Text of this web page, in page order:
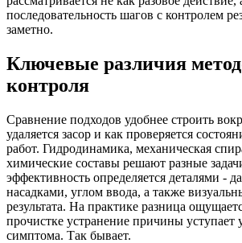
последовательность шагов с контролем
заметно.
Ключевые различия
контроля
Сравнение подходов удобнее строить
удаляется засор и как проверяется
работ. Гидродинамика, механическая
химические составы решают разные
эффективность определяется деталями -
насадками, углом ввода, а также
результата. На практике разница
прочистке устранение причины уступает
симптома. Так бывает.